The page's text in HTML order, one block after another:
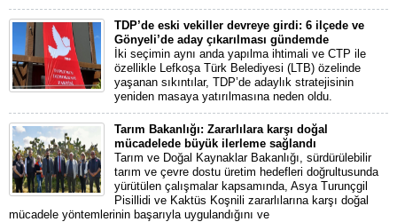
TDP’de eski vekiller devreye girdi: 6 ilçede ve
Gönyeli’de aday çıkarılması gündemde
İki seçimin aynı anda yapılma ihtimali ve CTP ile
özellikle Lefkoşa Türk Belediyesi (LTB) özelinde
yaşanan sıkıntılar, TDP’de adaylık stratejisinin
yeniden masaya yatırılmasına neden oldu.
Tarım Bakanlığı: Zararlılara karşı doğal
mücadelede büyük ilerleme sağlandı
Tarım ve Doğal Kaynaklar Bakanlığı, sürdürülebilir
tarım ve çevre dostu üretim hedefleri doğrultusunda
yürütülen çalışmalar kapsamında, Asya Turunçgil
Pisillidi ve Kaktüs Koşnili zararlılarına karşı doğal
mücadele yöntemlerinin başarıyla uygulandığını ve